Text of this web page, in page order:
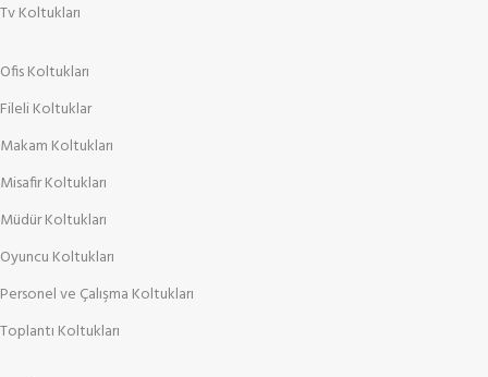
Tv Koltukları
Ofis Koltukları
Fileli Koltuklar
Makam Koltukları
Misafir Koltukları
Müdür Koltukları
Oyuncu Koltukları
Personel ve Çalışma Koltukları
Toplantı Koltukları